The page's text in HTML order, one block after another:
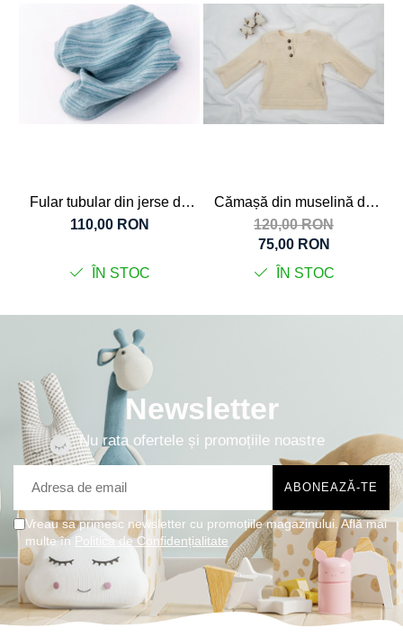
Fular tubular din jerse de
lână merinos organică bleu
melange, pentru copii
110,00 RON
ÎN STOC
Cămașă din muselină de
bumbac organic natur
pentru bebeluși și copii
120,00 RON
75,00 RON
ÎN STOC
Newsletter
Nu rata ofertele și promoțiile noastre
Vreau sa primesc newsletter cu promoțiile magazinului. Află mai
multe în Politica de Confidențialitate